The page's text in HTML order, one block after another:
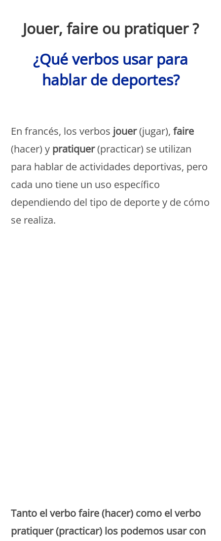
Jouer, faire ou pratiquer ?
¿Qué verbos usar para
hablar de deportes?
En francés, los verbos jouer(jugar),faire
(hacer) y pratiquer(practicar) se utilizan
para hablar de actividades deportivas, pero
cada uno tiene un uso específico
dependiendo del tipo de deporte y de cómo
se realiza.
Tanto el verbo faire (hacer) como el verbo
pratiquer (practicar) los podemos usar con